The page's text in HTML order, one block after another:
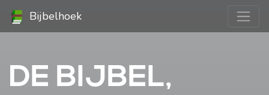
Bijbelhoek
DE BIJBEL,